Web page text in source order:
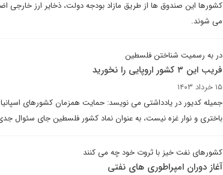
کشورها این صندوق ها از طریق مازاد بودجه دولت، ذخایر ارز
می شوند.
در به رسمیت شناختن فلسطین
فریب این ۳ کشور اروپایی را نخورید
۱۵ خرداد ۱۴۰۳
جمیله کدیور در یادداشتی می نویسد: حمایت همزمان کشورهای اسپانیا،
باختری و نوار غزه نیست، به عنوان نماد کشور فلسطین جای سئوال
کشورهای نفت خیز با ثروت خود چه می کنند
آغاز دوران امپراطوری های نفتی